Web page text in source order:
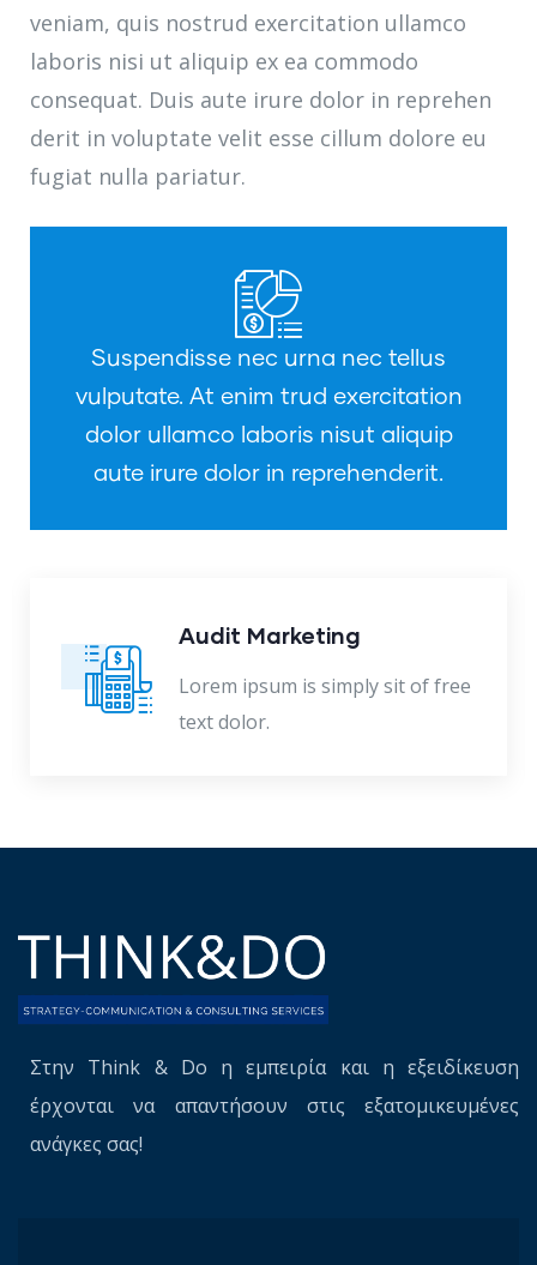
veniam, quis nostrud exercitation ullamco
laboris nisi ut aliquip ex ea commodo
consequat. Duis aute irure dolor in reprehen
derit in voluptate velit esse cillum dolore eu
fugiat nulla pariatur.
Suspendisse nec urna nec tellus
vulputate. At enim trud exercitation
dolor ullamco laboris nisut aliquip
aute irure dolor in reprehenderit.
Audit Marketing
Lorem ipsum is simply sit of free
text dolor.
Στην Think & Do η εμπειρία και η εξειδίκευση
έρχονται να απαντήσουν στις εξατομικευμένες
ανάγκες σας!